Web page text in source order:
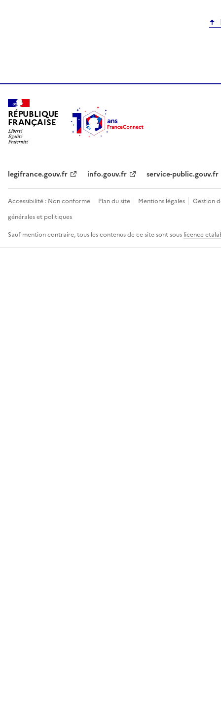
RÉPUBLIQUE
FRANÇAISE
legifrance.gouv.fr info.gouv.fr service-public.gouv.fr
Accessibilité : Non conforme Plan du site Mentions légales
Gestion
générales et politiques
Sauf mention contraire, tous les contenus de ce site sont sous licence